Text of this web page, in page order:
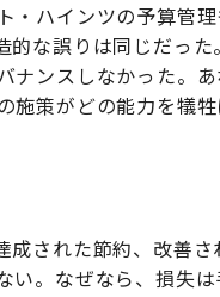
・ハインツの予算管
な誤りは同じだった
ナンスしなかった。
施策がどの能力を犠
成された節約、改善さ
い。なぜなら、損失